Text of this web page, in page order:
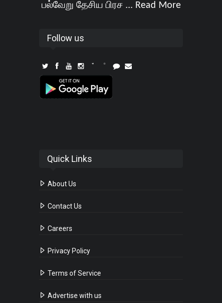
பல்வேறு தேசிய பிரச ... Read More
Follow us
Quick Links
About Us
Contact Us
Careers
Privacy Policy
Terms of Service
Advertise with us